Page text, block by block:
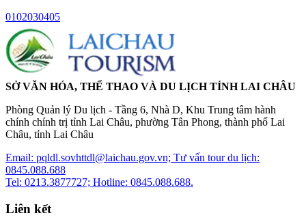
0102030405
SỞ VĂN HÓA, THỂ THAO VÀ DU LỊCH TỈNH LAI CHÂU
Phòng Quản lý Du lịch - Tầng 6, Nhà D, Khu Trung tâm hành
chính chính trị tỉnh Lai Châu, phường Tân Phong, thành phố Lai
Châu, tỉnh Lai Châu
Email: pqldl.sovhttdl@laichau.gov.vn; Tư vấn tour du lịch:
0845.088.688
Tel: 0213.3877727; Hotline: 0845.088.688.
Liên kết